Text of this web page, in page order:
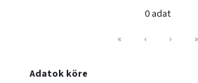
0 adat
«
‹ › »
Adatok köre